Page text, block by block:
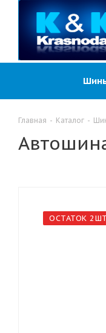
Главная - Каталог -
ОСТАТОК 2ШТ